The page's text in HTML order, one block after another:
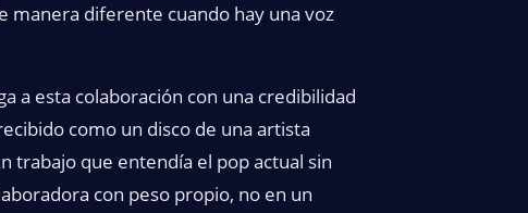
manera diferente cuando hay una voz
a esta colaboración con una credibilidad
como un disco de una artista
trabajo que entendía el pop actual sin
con peso propio, no en un